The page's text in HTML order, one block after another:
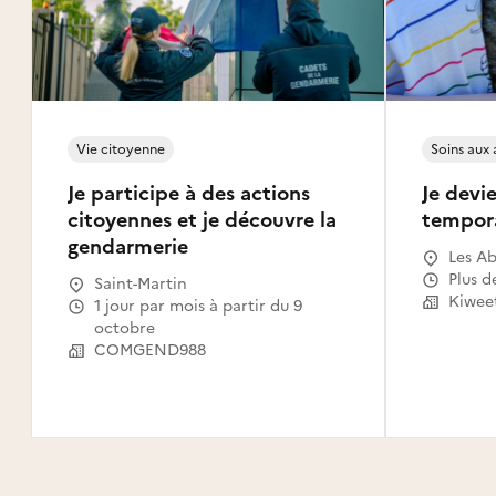
Je participe à des actions
citoyennes et je découvre la
gendarmerie
Vie citoyenne
Saint-Martin
1 jour par mois à partir du 9
octobre
COMGEND988
Je
Soins aux
Les
Le
Plus